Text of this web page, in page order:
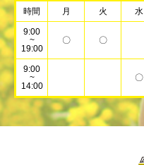
時間 月 火 水
9:00
~
19:00
〇 〇
9:00
~
14:00
〇